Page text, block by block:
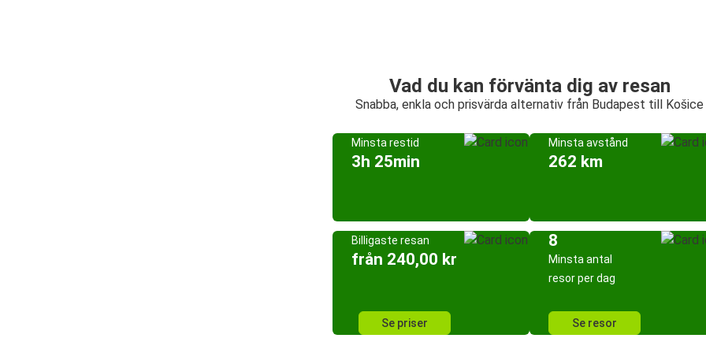
Vad du kan förvänta dig av resan
Snabba, enkla och prisvärda alternativ från Budapest till Košice
Minsta restid
3h 25min
Minsta avstånd
262 km
Billigaste resan
från 240,00 kr
Se priser
8
Minsta antal
resor per dag
Se resor